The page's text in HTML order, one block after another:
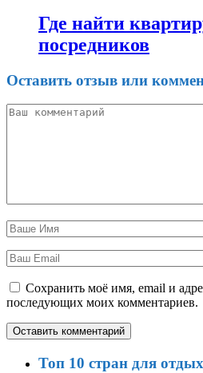
Где найти
посредников
Оставить отзыв или
Сохранить моё имя, email и
последующих моих комментариев.
Топ 10 стран для